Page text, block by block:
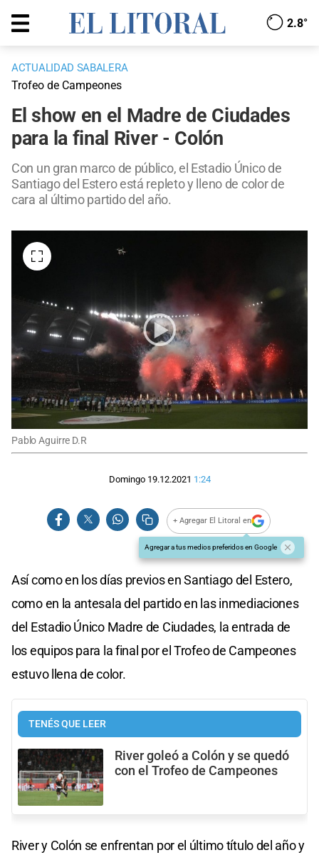
2.8°
ACTUALIDAD SABALERA
Trofeo de Campeones
El show en el Madre de Ciudades
para la final River - Colón
Con un gran marco de público, el Estadio Único de
Santiago del Estero está repleto y lleno de color de
cara al último partido del año.
Pablo Aguirre D.R
Domingo 19.12.2021 1:24
+ Agregar El Litoral en
Agregar a tus medios preferidos en Google
Así como en los días previos en Santiago del Estero,
como en la antesala del partido en las inmediaciones
del Estadio Único Madre de Ciudades, la entrada de
los equipos para la final por el Trofeo de Campeones
estuvo llena de color.
TENÉS QUE LEER
River goleó a Colón y se quedó
con el Trofeo de Campeones
River y Colón se enfrentan por el último título del año y